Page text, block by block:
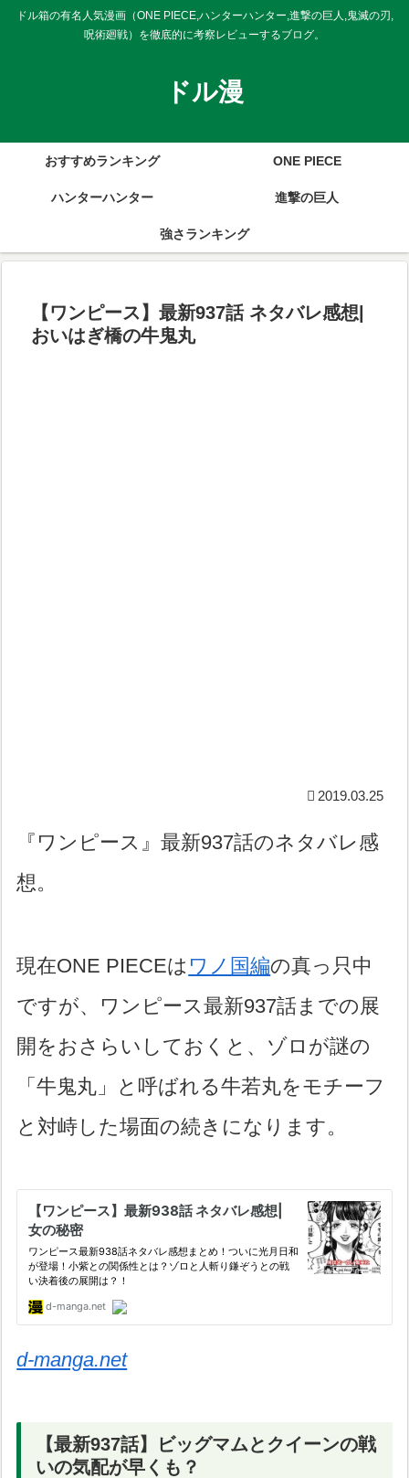
ドル箱の有名人気漫画（ONE PIECE,ハンターハンター,進撃の巨人,鬼滅の刃,
呪術廻戦）を徹底的に考察レビューするブログ。
ドル漫
おすすめランキング ONE PIECE
ハンターハンター 進撃の巨人
強さランキング
【ワンピース】最新937話 ネタバレ感想|
おいはぎ橋の牛鬼丸
2019.03.25
『ワンピース』最新937話のネタバレ感
想。
現在ONE PIECEは ワノ国編の真っ只中
ですが、ワンピース最新937話までの展
開をおさらいしておくと、ゾロが謎の
「牛鬼丸」と呼ばれる牛若丸をモチーフ
と対峙した場面の続きになります。
d-manga.net
【最新937話】ビッグマムとクイーンの戦
いの気配が早くも？